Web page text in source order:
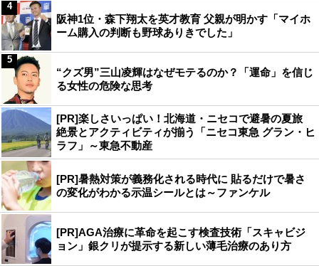
阪神1位・森下翔太を英才教育 父親が明かす「マイホ
ーム購入の判断も野球ありきでした」
4
“クズ男”三山凌輝はなぜモテるのか？「運命」を信じ
る女性の危険な思考
5
[PR]楽しさいっぱい！北海道・ニセコで避暑の夏旅
絶景とアクティビティが揃う「ニセコ東急 グラン・ヒ
ラフ」～東急不動産
[PR]暑熱対策が義務化される時代に 貼るだけで暑さ
の変化がわかる示温シールとは～ファンケル
[PR]AGA治療に革命を起こす検査技術「スキャビジ
ョン」銀クリが提示する新しい薄毛治療のあり方